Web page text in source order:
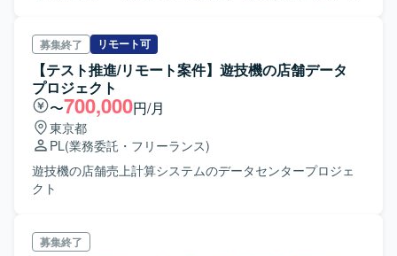
う仕様検討および設計作業を行います。 ・エンドユーザー
（親会社担当者）との打合せ・要件調整を行います。 ・3～
4名規模のチームメンバーの進捗管理を行います。 ・課題管
理・情報共有を行います。 ・開発責任者との連携による課
題解決およびプロジェクト推進を行います。 【開発環境】
開発言語は主にC#を用いており、DBはOracleを使用してい
ます。一部、AWS上でPostgreSQLも活用しています。
募集終了 リモート可
【テスト推進/リモート案件】遊技機の店舗データ
プロジェクト
〜700,000円/月
東京都
PL(業務委託・フリーランス)
遊技機の店舗売上計算システムのデータセンタープロジェ
クト
募集終了